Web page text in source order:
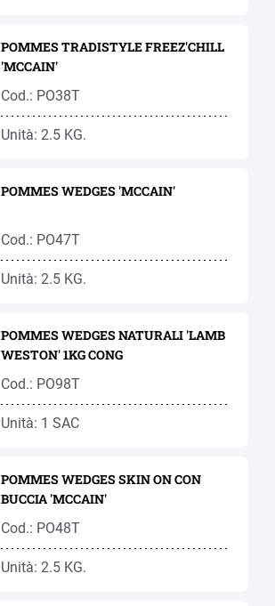
POMMES TRADISTYLE FREEZ'CHILL
'MCCAIN'
Cod.: PO38T
Unità: 2.5 KG.
POMMES WEDGES 'MCCAIN'
Cod.: PO47T
Unità: 2.5 KG.
POMMES WEDGES NATURALI 'LAMB
WESTON' 1KG CONG
Cod.: PO98T
Unità: 1 SAC
POMMES WEDGES SKIN ON CON
BUCCIA 'MCCAIN'
Cod.: PO48T
Unità: 2.5 KG.